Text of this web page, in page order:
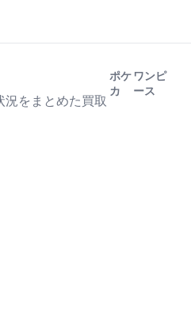
をまとめた買取
ポケ
カ
ワンピ
ース